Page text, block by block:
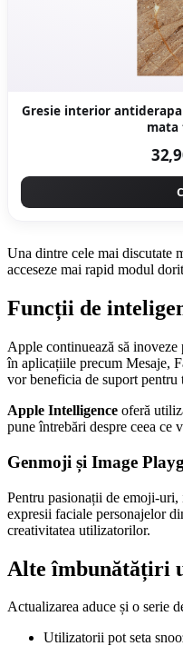
Gresie interior antiderapanta
Una dintre cele mai discutate
acceseze mai rapid modul
Funcții de
Apple continuează să inoveze
în aplicațiile precum Mesaje,
vor beneficia de suport
Apple Intelligence oferă
pune întrebări despre ceea ce
Genmoji și Image
Pentru pasionații de emoji-
expresii faciale personajelor
creativitatea utilizatorilor.
Alte îmbunătățiri
Actualizarea aduce și o serie
Utilizatorii pot seta